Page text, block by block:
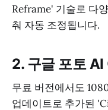
Reframe' 기술로 다
춰 자동 조정됩니다.
2. 구글 포토 AI
무료 버전에서도
업데이트로 추가된